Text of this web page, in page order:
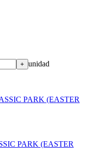
+ unidad
PARK (EASTER